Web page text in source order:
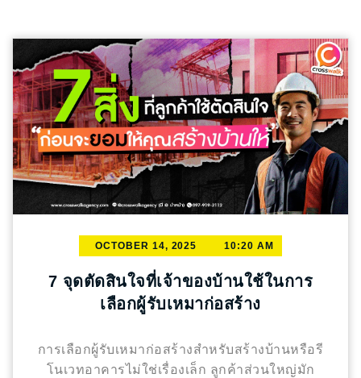
ช่วยดูแล? Selection with Data: เราไม่ได้เลือก
จากความชอบ แต่เลือกจากข้อมูล (Data-driven)
ว่าคนไหนที่ “ใช่” และ “ขายได้จริง” Strategy
First: วาง Customer Journey ให้ครอบคลุมทุก
ช่องทาง ไม่ใช่แค่จ้างโพสต์แล้วจบไป Seamless
Operation: คุมงานให้ตรงบรีฟread more
สร้างประสบการณ์แบรนด์ (Brand Experience):
คุณสามารถเล่าเรื่องราว (Storytelling) และมอบ
สิทธิพิเศษที่ OTA ให้ไม่ได้ เช่น การอัปเกรดห้อง
พัก หรือ Early Check-in เฉพาะลูกค้าที่จองตรง
สร้าง Customer Loyalty: ลูกค้าที่จองผ่านเว็บไซต์
โรงแรมมีโอกาสเป็น “ลูกค้าประจำ” ได้มากกว่า
เพราะเกิดความสัมพันธ์โดยตรงกับแบรนด์ ทำไม
หลายโรงแรมถึงทำ Direct Booking ไม่สำเร็จ?
หลายคนเข้าใจผิดว่าแค่ “มีเว็บไซต์” ก็จะได้ยอด
System คือระบบนิเวศ (Ecosystem) ที่ต้องทำงาน
ร่วมกัน ประกอบด้วย: Strategy: กลยุทธ์การตั้ง
ราคาและการมอบสิทธิประโยชน์ที่ดึงดูด
Performance Ads: การยิงโฆษณาที่เข้าถึงกลุ่ม
Funnel: การออกแบบหน้าเว็บให้ใช้งานง่าย จอง
ได้ภายในไม่กี่คลิก Data Utilization: การนำ
องค์ประกอบให้เห็นภาพการใช้ชีวิต เช่น มุมจิบ
กาแฟยามเช้าที่มีแสงแดดส่อง หรือมุมทำงานที่ดู
เงียบสงบ Result: ลูกค้าจะไม่ได้แค่ซื้อ “อิฐหินปูน
ทราย” แต่เขาซื้อ “ภาพอนาคตของตัวเอง” ใน
โครงการของคุณ 2. ใช้ “Psychological
Framing” ในงานดีไซน์
ปัญหา: งานโฆษณา
ที่อัดข้อมูลทุกอย่างลงในรูปเดียว (ราคา, โปรโม
ชั่น, ทำเล, สเปค) จนดูรกและลดทอนความแพง
ของแบรนด์ Pro-Tip: ใช้หลักการ “Less is More”
ถ้าทำเลดี ให้ชูภาพความสะดวกในการเดินทาง
ถ้าดีไซน์สวย ให้โชว์ Material ที่พรีเมียมที่สุดเพียง
อย่างเดียว Result: ภาพที่สะอาดตาและมีจุดโฟกัส
ชัดเจน จะช่วยสร้าง Perceived Value (การรับรู้
ในระดับราคาเดียวกัน 3. เจาะกลุ่มด้วย “Hyper-
Local Targeting”
ปัญหา: ยิงแอดกว้างเกิน
OCTOBER 14, 2025 10:20 AM
7 จุดตัดสินใจที่เจ้าของบ้านใช้ในการ
เลือกผู้รับเหมาก่อสร้าง
การเลือกผู้รับเหมาก่อสร้างสำหรับสร้างบ้านหรือรี
โนเวทอาคารไม่ใช่เรื่องเล็ก ลูกค้าส่วนใหญ่มัก